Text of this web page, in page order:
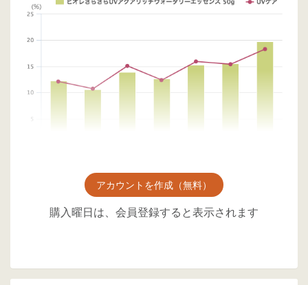
アカウントを作成（無料）
購入曜日は、会員登録すると表示されます